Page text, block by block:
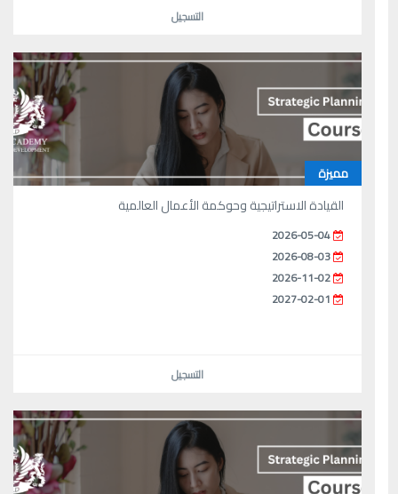
التسجيل
مميزة
القيادة الاستراتيجية وحوكمة الأعمال العالمية
2026-05-04
2026-08-03
2026-11-02
2027-02-01
التسجيل